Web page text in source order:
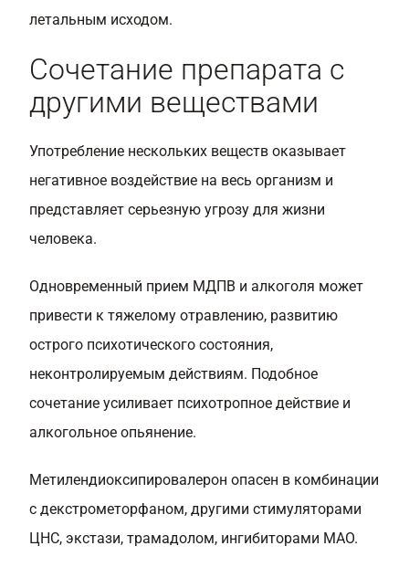
летальным исходом.
Сочетание препарата с
другими веществами
Употребление нескольких веществ оказывает
негативное воздействие на весь организм и
представляет серьезную угрозу для жизни
человека.
Одновременный прием МДПВ и алкоголя может
привести к тяжелому отравлению, развитию
острого психотического состояния,
неконтролируемым действиям. Подобное
сочетание усиливает психотропное действие и
алкогольное опьянение.
Метилендиоксипировалерон опасен в комбинации
с декстрометорфаном, другими стимуляторами
ЦНС, экстази, трамадолом, ингибиторами МАО.